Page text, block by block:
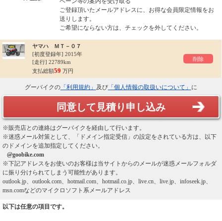
ご登録頂いたメールアドレスに、お得な会員限定情報をお
送りします。
ご希望にならない方は、チェックを外してください。
ヤマハ ＭＴ－０７
[初度登録年] 2015年
[走行] 22789km
支払総額59 万円
削除
グーバイクの「利用規約」 及び「個人情報の取扱いについて」 に
同意して見積り申し込み
※販売店との連絡はグーバイクを経由して行います。
※迷惑メール対策として、「ドメイン指定受信」の設定をされている方は、以下
のドメインを追加指定してください。
@goobike.com
※下記アドレスをお使いのお客様は当サイトからのメールが迷惑メールフォルダ
に振り分けられてしまう可能性があります。
outlook.jp、outlook.com、hotmail.com、hotmail.co.jp、live.cn、live.jp、infoseek.jp、
msn.comなどのマイクロソフト系メールアドレス
以下は任意の項目です。